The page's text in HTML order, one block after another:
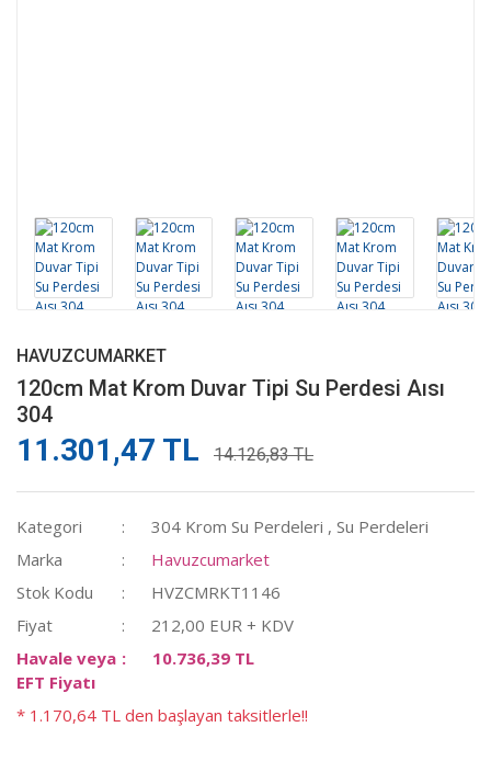
HAVUZCUMARKET
120cm Mat Krom Duvar Tipi Su Perdesi Aısı
304
11.301,47 TL 14.126,83 TL
Kategori 304 Krom Su Perdeleri ,Su Perdeleri
Marka
Havuzcumarket
Stok Kodu
HVZCMRKT1146
Fiyat
212,00 EUR + KDV
Havale veya
EFT Fiyatı
10.736,39 TL
* 1.170,64 TL den başlayan taksitlerle!!